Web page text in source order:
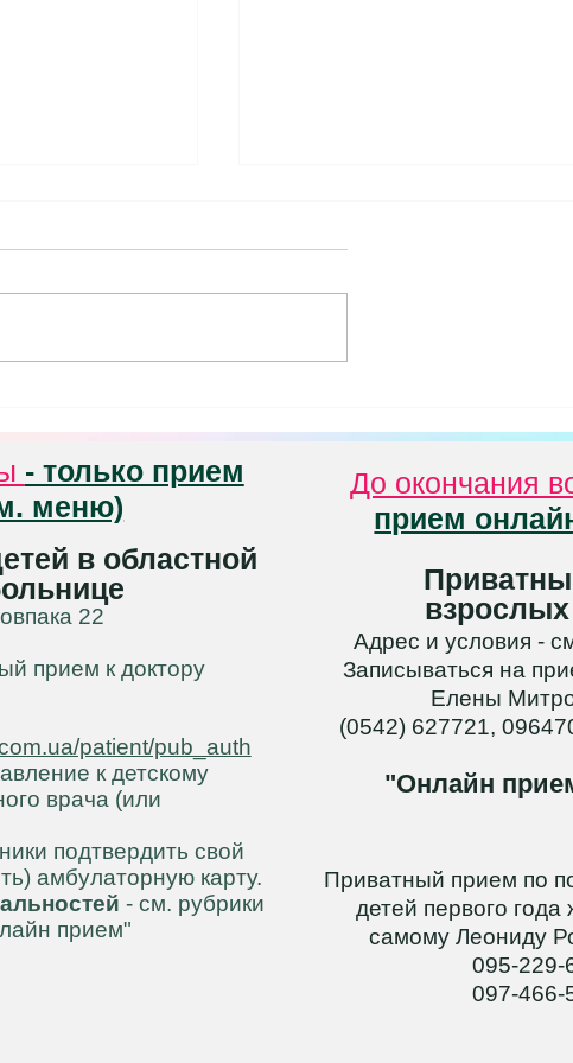
стоять и
делайте в перерывах между
- только прием
меню)
в областной
22
прием к доктору
patient/pub_auth
к детскому
врача (или
подтвердить свой
амбулаторную карту.
- см. рубрики
прием"
До окончания
прием
Адрес и условия -
Записываться на
Елены
(0542) 627721,
"Онлайн
Приватный прием по
детей первого года
самому Леониду
095-229-
097-466-